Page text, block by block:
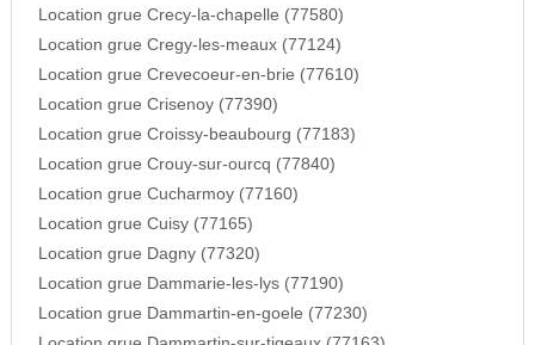
Location grue Crecy-la-chapelle (77580)
Location grue Cregy-les-meaux (77124)
Location grue Crevecoeur-en-brie (77610)
Location grue Crisenoy (77390)
Location grue Croissy-beaubourg (77183)
Location grue Crouy-sur-ourcq (77840)
Location grue Cucharmoy (77160)
Location grue Cuisy (77165)
Location grue Dagny (77320)
Location grue Dammarie-les-lys (77190)
Location grue Dammartin-en-goele (77230)